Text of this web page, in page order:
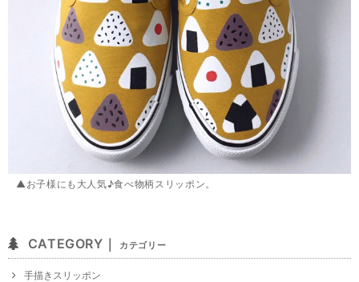
▲お子様にも大人気♪食べ物柄スリッポン。
CATEGORY｜ カテゴリー
手描きスリッポン